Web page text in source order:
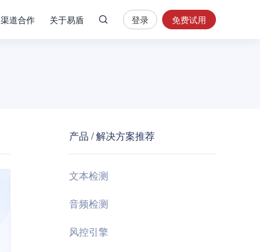
渠道合作 关于易盾
安
全
登录 免费试用
产品 / 解决方案推荐
文本检测
音频检测
风控引擎